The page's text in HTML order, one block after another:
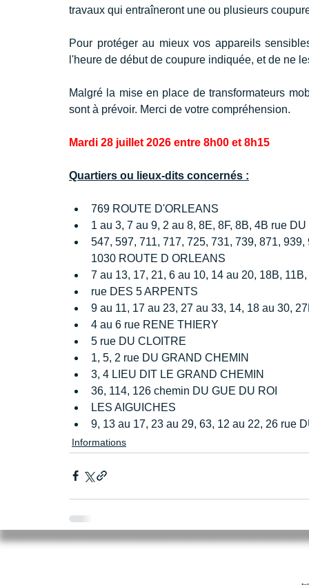
travaux qui entraîneront une ou plusieurs
Pour protéger au mieux vos appareils
l'heure de début de coupure indiquée, et de ne
Malgré la mise en place de transformateurs
sont à prévoir. Merci de votre compréhension.
Mardi 28 juillet 2026 entre 8h00 et 8h15
Quartiers ou lieux-dits concernés :
769 ROUTE D'ORLEANS
1 au 3, 7 au 9, 2 au 8, 8E, 8F, 8B, 4B rue
547, 597, 711, 717, 725, 731, 739, 871,
1030 ROUTE D ORLEANS
7 au 13, 17, 21, 6 au 10, 14 au 20, 18B,
rue DES 5 ARPENTS
9 au 11, 17 au 23, 27 au 33, 14, 18 au 30,
4 au 6 rue RENE THIERY
5 rue DU CLOITRE
1, 5, 2 rue DU GRAND CHEMIN
3, 4 LIEU DIT LE GRAND CHEMIN
36, 114, 126 chemin DU GUE DU ROI
LES AIGUICHES
9, 13 au 17, 23 au 29, 63, 12 au 22, 26 rue
Informations